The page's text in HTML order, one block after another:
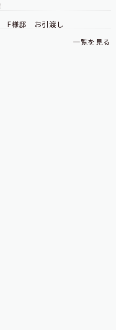
F様邸 お引渡し
一覧を見る